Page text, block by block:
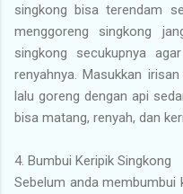
singkong bisa terendam
menggoreng singkong
singkong secukupnya
renyahnya. Masukkan
lalu goreng dengan api
bisa matang, renyah, dan
4. Bumbui Keripik Singkong
Sebelum anda membumbui